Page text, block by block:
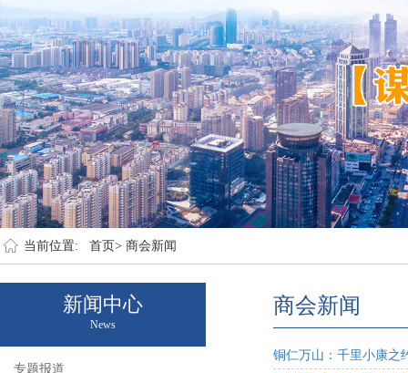
当前位置: 首页> 商会新闻
新闻中心
News
专题报道
商会新闻
铜仁万山：千里小康之